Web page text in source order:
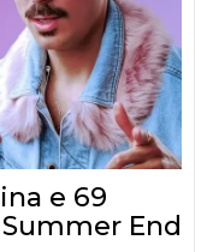
e 69
End